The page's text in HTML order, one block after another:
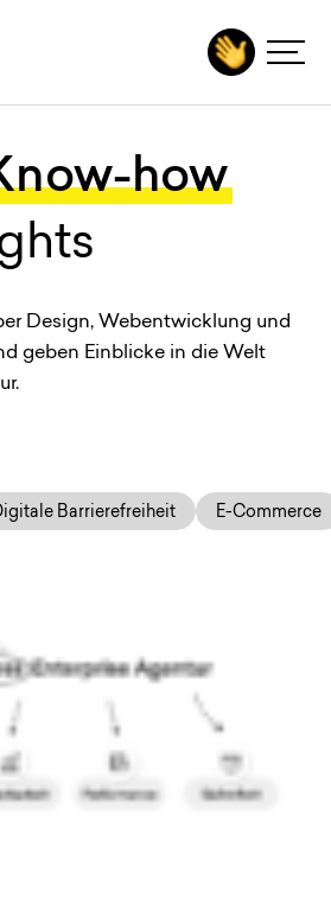
Branchen
Projekte
Karriere
Anfrage
how
Design, Webentwicklung und
geben Einblicke in die Welt
Barrierefreiheit E-Commerce